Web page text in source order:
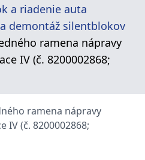
a riadenie auta
demontáž silentblokov
ramena nápravy
IV (č. 8200002868;